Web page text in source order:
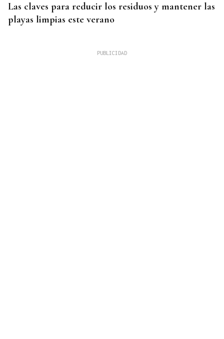
Las claves para reducir los residuos y mantener las
playas limpias este verano